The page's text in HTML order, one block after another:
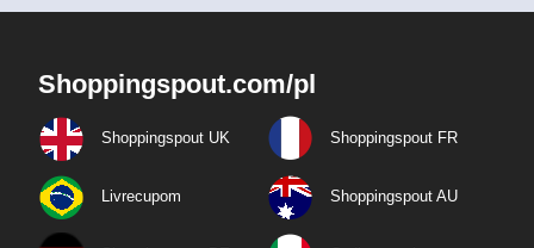
Shoppingspout.com/pl
Shoppingspout UK Shoppingspout FR
Livrecupom Shoppingspout AU